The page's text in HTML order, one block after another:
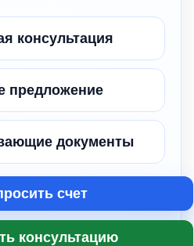
консультация
предложение
документы
счет
консультацию